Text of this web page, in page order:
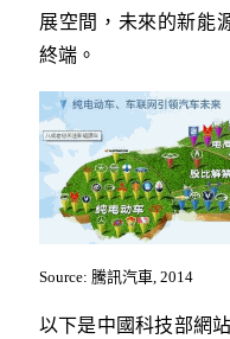
展空間，未來的新能
終端。
Source: 騰訊汽車, 2014
以下是中國科技部網